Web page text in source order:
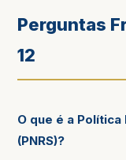
Perguntas
12
O que é a
(PNRS)?